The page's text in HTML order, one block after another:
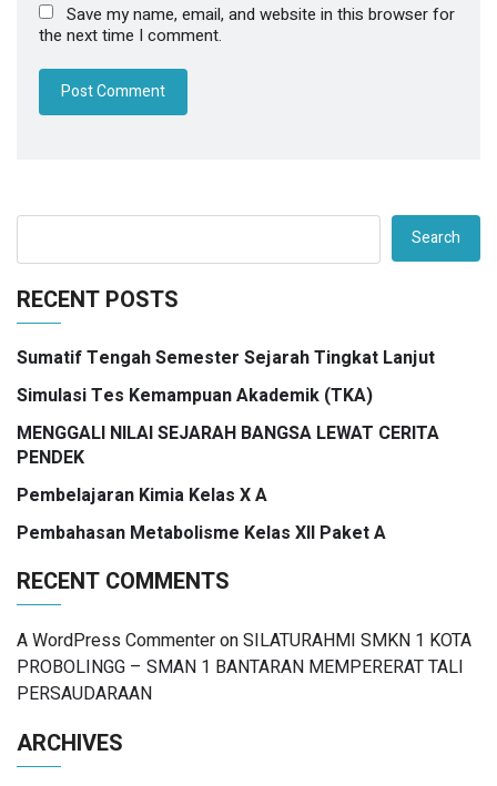
Save my name, email, and website in this browser for
the next time I comment.
Search
RECENT POSTS
Sumatif Tengah Semester Sejarah Tingkat Lanjut
Simulasi Tes Kemampuan Akademik (TKA)
MENGGALI NILAI SEJARAH BANGSA LEWAT CERITA
PENDEK
Pembelajaran Kimia Kelas X A
Pembahasan Metabolisme Kelas XII Paket A
RECENT COMMENTS
A WordPress CommenteronSILATURAHMI SMKN 1 KOTA
PROBOLINGG – SMAN 1 BANTARAN MEMPERERAT TALI
PERSAUDARAAN
ARCHIVES